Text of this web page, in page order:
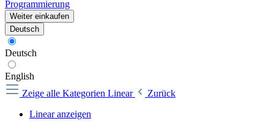
Programmierung
Weiter einkaufen
Deutsch
Deutsch
English
Zeige alle Kategorien Linear
Zurück
Linear anzeigen